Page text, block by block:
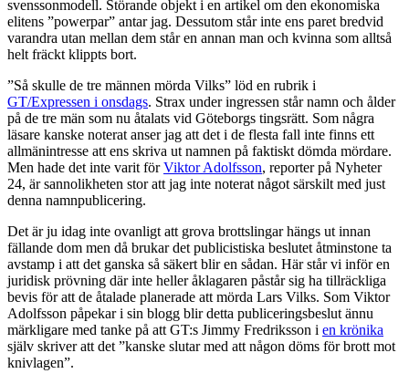
svenssonmodell. Störande objekt i en artikel om den ekonomiska
elitens ”powerpar” antar jag. Dessutom står inte ens paret bredvid
varandra utan mellan dem står en annan man och kvinna som alltså
helt fräckt klippts bort.
”Så skulle de tre männen mörda Vilks” löd en rubrik i
GT/Expressen i onsdags. Strax under ingressen står namn och ålder
på de tre män som nu åtalats vid Göteborgs tingsrätt. Som några
läsare kanske noterat anser jag att det i de flesta fall inte finns ett
allmänintresse att ens skriva ut namnen på faktiskt dömda mördare.
Men hade det inte varit förViktor Adolfsson, reporter på Nyheter
24, är sannolikheten stor att jag inte noterat något särskilt med just
denna namnpublicering.
Det är ju idag inte ovanligt att grova brottslingar hängs ut innan
fällande dom men då brukar det publicistiska beslutet åtminstone ta
avstamp i att det ganska så säkert blir en sådan. Här står vi inför en
juridisk prövning där inte heller åklagaren påstår sig ha tillräckliga
bevis för att de åtalade planerade att mörda Lars Vilks. Som Viktor
Adolfsson påpekar i sin blogg blir detta publiceringsbeslut ännu
märkligare med tanke på att GT:s Jimmy Fredriksson i en krönika
själv skriver att det ”kanske slutar med att någon döms för brott mot
knivlagen”.